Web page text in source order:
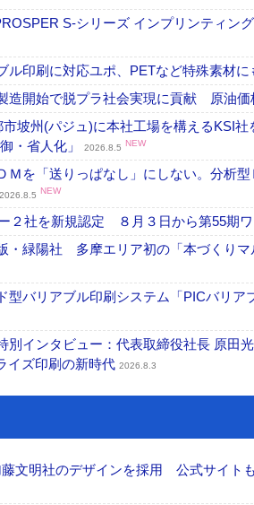
S-シリーズ インプリンティン
印刷に対応ユポ、PETなど特殊素材に
開始で脱プラ社会実現に貢献 原油価
市坡州(パジュ)に本社工場を構えるKSI
・省人化」
2026.8.5 NEW
Ｍを「送りっぱなし」にしない。分析
2026.8.5 NEW
社を新規認定 ８月３日から第55期
・緑陽社 多摩エリア初の「本づくり
型バリアブル印刷システム「PICバリ
別インタビュー：代表取締役社長 原田
イズ印刷の新時代 2026.8.3
文明社のデザインを採用 公式サイト